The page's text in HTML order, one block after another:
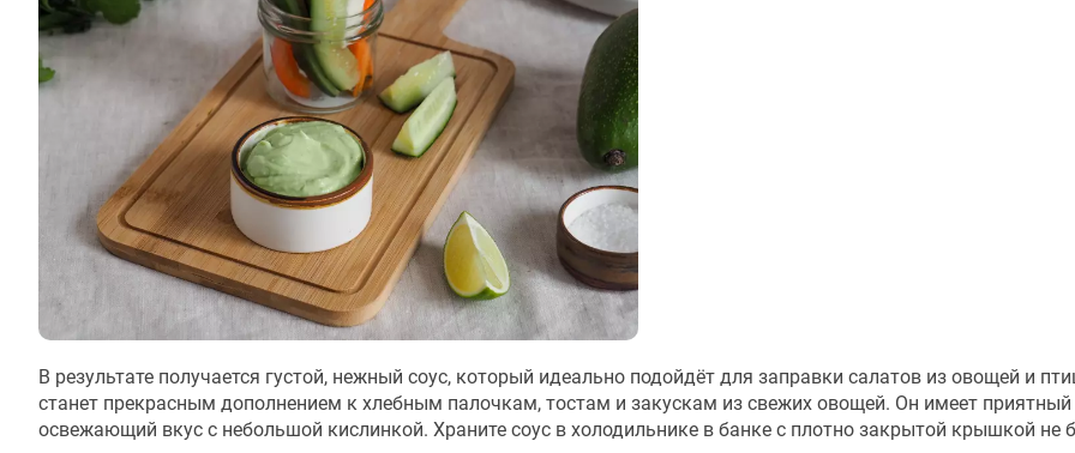
В результате получается густой, нежный соус, который идеально подойдёт для заправки салатов из овощей и
станет прекрасным дополнением к хлебным палочкам, тостам и закускам из свежих овощей. Он имеет приятный
освежающий вкус с небольшой кислинкой. Храните соус в холодильнике в банке с плотно закрытой крышкой не